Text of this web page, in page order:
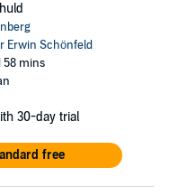
Erwin Schönfeld
58 mins
30-day trial
free